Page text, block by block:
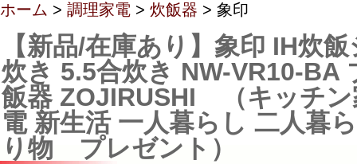
ホーム > 調理家電 > 炊飯器 > 象印
【新品/在庫あり】象印 IH炊
炊き 5.5合炊き NW-VR10-BA
飯器 ZOJIRUSHI （キッチ
電 新生活 一人暮らし 二人暮
り物 プレゼント）